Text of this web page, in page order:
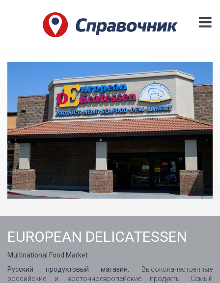
EUROPEAN DELICATESSEN
Multinational Food Market
Русский продуктовый магазин.
Высококачественные
российские и восточноевропейские продукты. Самый